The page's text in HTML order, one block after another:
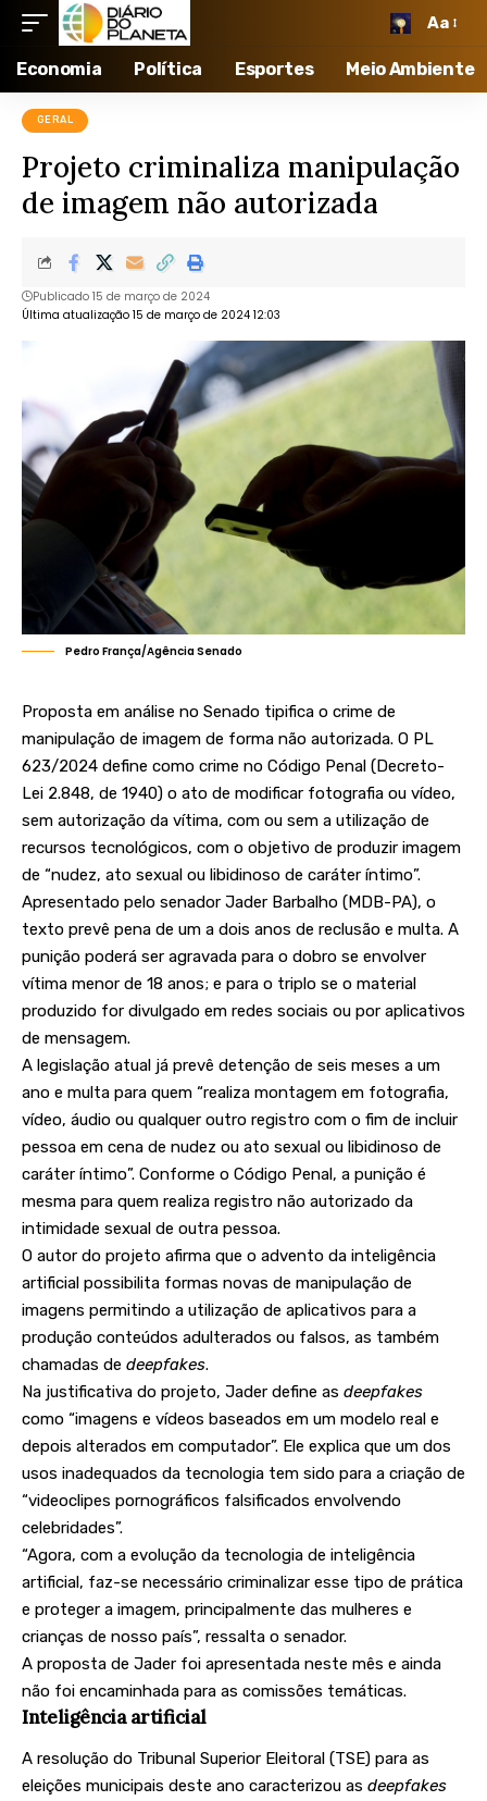
Aa
Economia Política Esportes Meio Ambiente
GERAL
Projeto criminaliza manipulação
de imagem não autorizada
Última atualização 15 de março de 2024 12:03
Publicado 15 de março de 2024
Pedro França/Agência Senado
Proposta em análise no Senado tipifica o crime de
manipulação de imagem de forma não autorizada. O PL
623/2024 define como crime no Código Penal (Decreto-
Lei 2.848, de 1940) o ato de modificar fotografia ou vídeo,
sem autorização da vítima, com ou sem a utilização de
recursos tecnológicos, com o objetivo de produzir imagem
de “nudez, ato sexual ou libidinoso de caráter íntimo”.
Apresentado pelo senador Jader Barbalho (MDB-PA), o
texto prevê pena de um a dois anos de reclusão e multa. A
punição poderá ser agravada para o dobro se envolver
vítima menor de 18 anos; e para o triplo se o material
produzido for divulgado em redes sociais ou por aplicativos
de mensagem.
A legislação atual já prevê detenção de seis meses a um
ano e multa para quem “realiza montagem em fotografia,
vídeo, áudio ou qualquer outro registro com o fim de incluir
pessoa em cena de nudez ou ato sexual ou libidinoso de
caráter íntimo”. Conforme o Código Penal, a punição é
mesma para quem realiza registro não autorizado da
intimidade sexual de outra pessoa.
O autor do projeto afirma que o advento da inteligência
artificial possibilita formas novas de manipulação de
imagens permitindo a utilização de aplicativos para a
produção conteúdos adulterados ou falsos, as também
chamadas de deepfakes.
Na justificativa do projeto, Jader define as deepfakes
como “imagens e vídeos baseados em um modelo real e
depois alterados em computador”. Ele explica que um dos
usos inadequados da tecnologia tem sido para a criação de
“videoclipes pornográficos falsificados envolvendo
celebridades”.
“Agora, com a evolução da tecnologia de inteligência
artificial, faz-se necessário criminalizar esse tipo de prática
e proteger a imagem, principalmente das mulheres e
crianças de nosso país”, ressalta o senador.
A proposta de Jader foi apresentada neste mês e ainda
não foi encaminhada para as comissões temáticas.
Inteligência artificial
A resolução do Tribunal Superior Eleitoral (TSE) para as
eleições municipais deste ano caracterizou as deepfakes